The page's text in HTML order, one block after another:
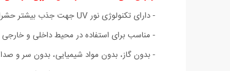
- دارای تکنولوژی نور UV جهت جذب بیشتر حشرات
- مناسب برای استفاده در محیط داخلی و خارجی
- بدون گاز، بدون مواد شیمیایی، بدون سر و صدا